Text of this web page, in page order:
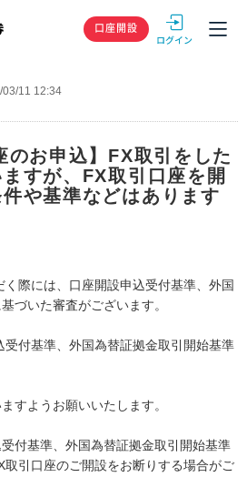
GMOクリック
口座開設
03/11 12:34
のお申込】FX取引をした
すが、FX取引口座を開
や基準などはあります
際には、口座開設申込受付基準、外国
づいた審査がございます。
受付基準、外国為替証拠金取引開始基準
すようお願いいたします。
付基準、外国為替証拠金取引開始基準
取引口座のご開設をお断りする場合がご